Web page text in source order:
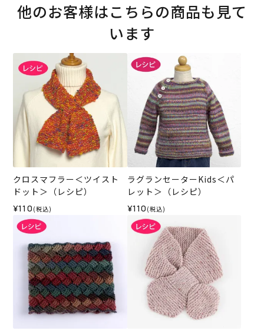
他のお客様はこちらの商品も見て
います
クロスマフラー＜ツイスト
ドット＞（レシピ）
¥110 (税込)
ラグランセーターKids＜パ
レット＞（レシピ）
¥110 (税込)